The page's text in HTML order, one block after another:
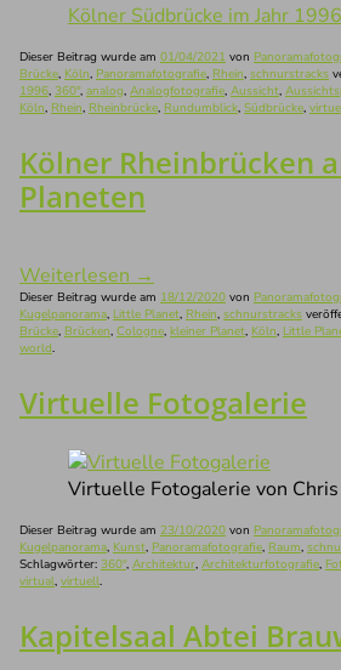
Kölner Südbrücke im Jahr 1996
Dieser Beitrag wurde am 01/04/2021 von
Brücke, Köln, Panoramafotografie, Rhein, schnurstracks
1996, 360°, analog, Analogfotografie, Aussicht,
Köln, Rhein, Rheinbrücke, Rundumblick, Südbrücke,
Kölner Rheinbrücken
Planeten
Weiterlesen →
Dieser Beitrag wurde am 18/12/2020 von
Kugelpanorama, Little Planet, Rhein, schnurstracks
Brücke, Brücken, Cologne, kleiner Planet, Köln, Little
world.
Virtuelle Fotogalerie
Virtuelle Fotogalerie von
Dieser Beitrag wurde am 23/10/2020 von
Kugelpanorama, Kunst, Panoramafotografie, Raum,
Schlagwörter: 360°, Architektur, Architekturfotografie,
virtual, virtuell.
Kapitelsaal Abtei